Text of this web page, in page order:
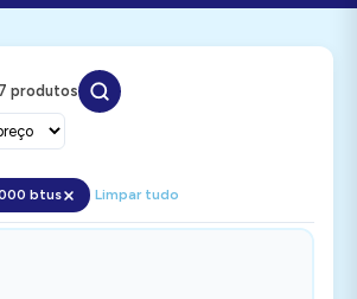
produtos
btus Limpar tudo